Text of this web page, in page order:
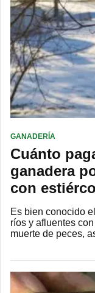
GANADERÍA
Cuánto
ganadera
con
Es bien conocido
ríos y afluentes
muerte de peces,